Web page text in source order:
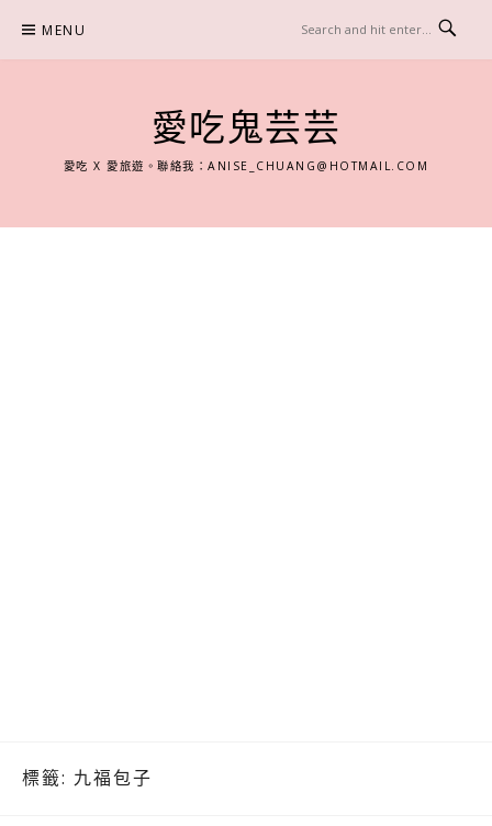
content
MENU
愛吃鬼芸芸
愛吃 X 愛旅遊。聯絡我：ANISE_CHUANG@HOTMAIL.COM
標籤: 九福包子